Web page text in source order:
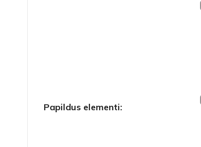
Papildus elementi: